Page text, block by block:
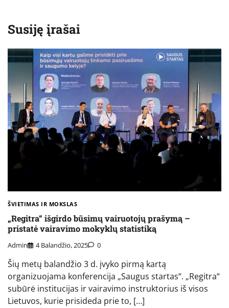
Susiję įrašai
ŠVIETIMAS IR MOKSLAS
„Regitra“ išgirdo būsimų vairuotojų prašymą –
pristatė vairavimo mokyklų statistiką
Admin 4 Balandžio, 2025 0
Šių metų balandžio 3 d. įvyko pirmą kartą
organizuojama konferencija „Saugus startas“. „Regitra“
subūrė institucijas ir vairavimo instruktorius iš visos
Lietuvos, kurie prisideda prie to, […]